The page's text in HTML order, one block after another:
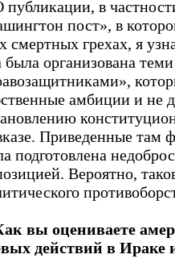
в
пост», в
смертных грехах, я
была организована
амбиции и не
Приведенные там
подготовлена
Вероятно,
вы оцениваете
действий в Ираке